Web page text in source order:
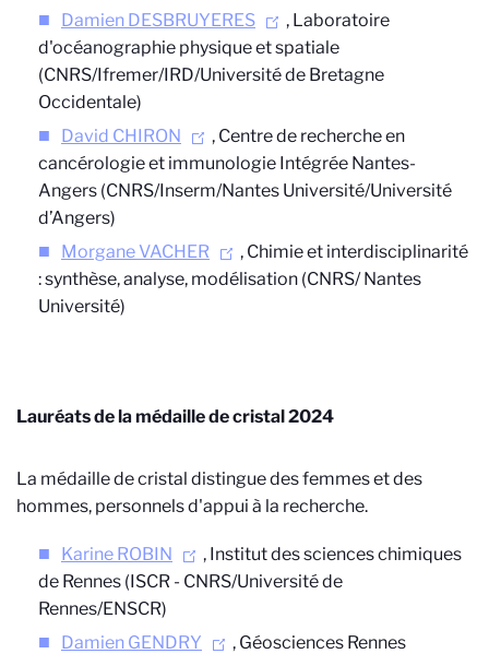
Damien DESBRUYERES
, Laboratoire
d'océanographie physique et spatiale
(CNRS/Ifremer/IRD/Université de Bretagne
Occidentale)
David CHIRON
, Centre de recherche en
cancérologie et immunologie Intégrée Nantes-
Angers (CNRS/Inserm/Nantes Université/Université
d’Angers)
Morgane VACHER
, Chimie et interdisciplinarité
: synthèse, analyse, modélisation (CNRS/ Nantes
Université)
Lauréats de la médaille de cristal 2024
La médaille de cristal distingue des femmes et des
hommes, personnels d'appui à la recherche.
Karine ROBIN
, Institut des sciences chimiques
de Rennes (ISCR - CNRS/Université de
Rennes/ENSCR)
Damien GENDRY
, Géosciences Rennes